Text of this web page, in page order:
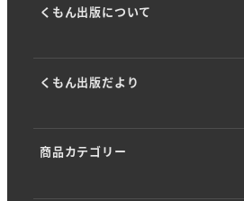
くもん出版について
くもん出版だより
商品カテゴリー